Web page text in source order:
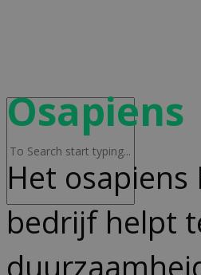
Osapiens
Het
bedrijf helpt